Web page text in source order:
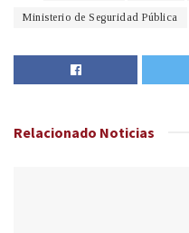
Ministerio de Seguridad Pública
Relacionado Noticias